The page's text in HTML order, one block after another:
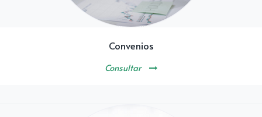
Convenios
Consultar